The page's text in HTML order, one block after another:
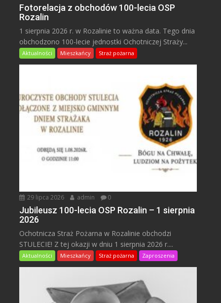
Fotorelacja z obchodów 100-lecia OSP
Rozalin
1 sierpnia 2026 r. w Rozalinie to ważna data. Tego dnia
obchodzono 100-lecie jednostki Ochotniczej Straży...
Aktualności Mieszkańcy Straż pożarna
29 lipca 2026 admin 0
Jubileusz 100-lecia OSP Rozalin – 1 sierpnia
2026
Ochotnicza Straż Pożarna w Rozalinie obchodzi
STULECIE! Z tej okazji w dniu 1 sierpnia 2026 r....
Aktualności Mieszkańcy Straż pożarna Zaproszenia